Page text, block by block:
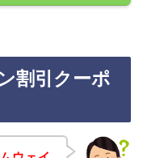
割引クーポ